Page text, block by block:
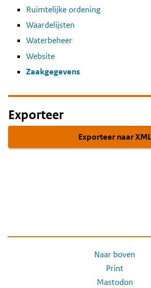
Ruimtelijke ordening
Waardelijsten
Waterbeheer
Website
Zaakgegevens
Exporteer
Exporteer naar XML
Naar boven
Print
Mastodon